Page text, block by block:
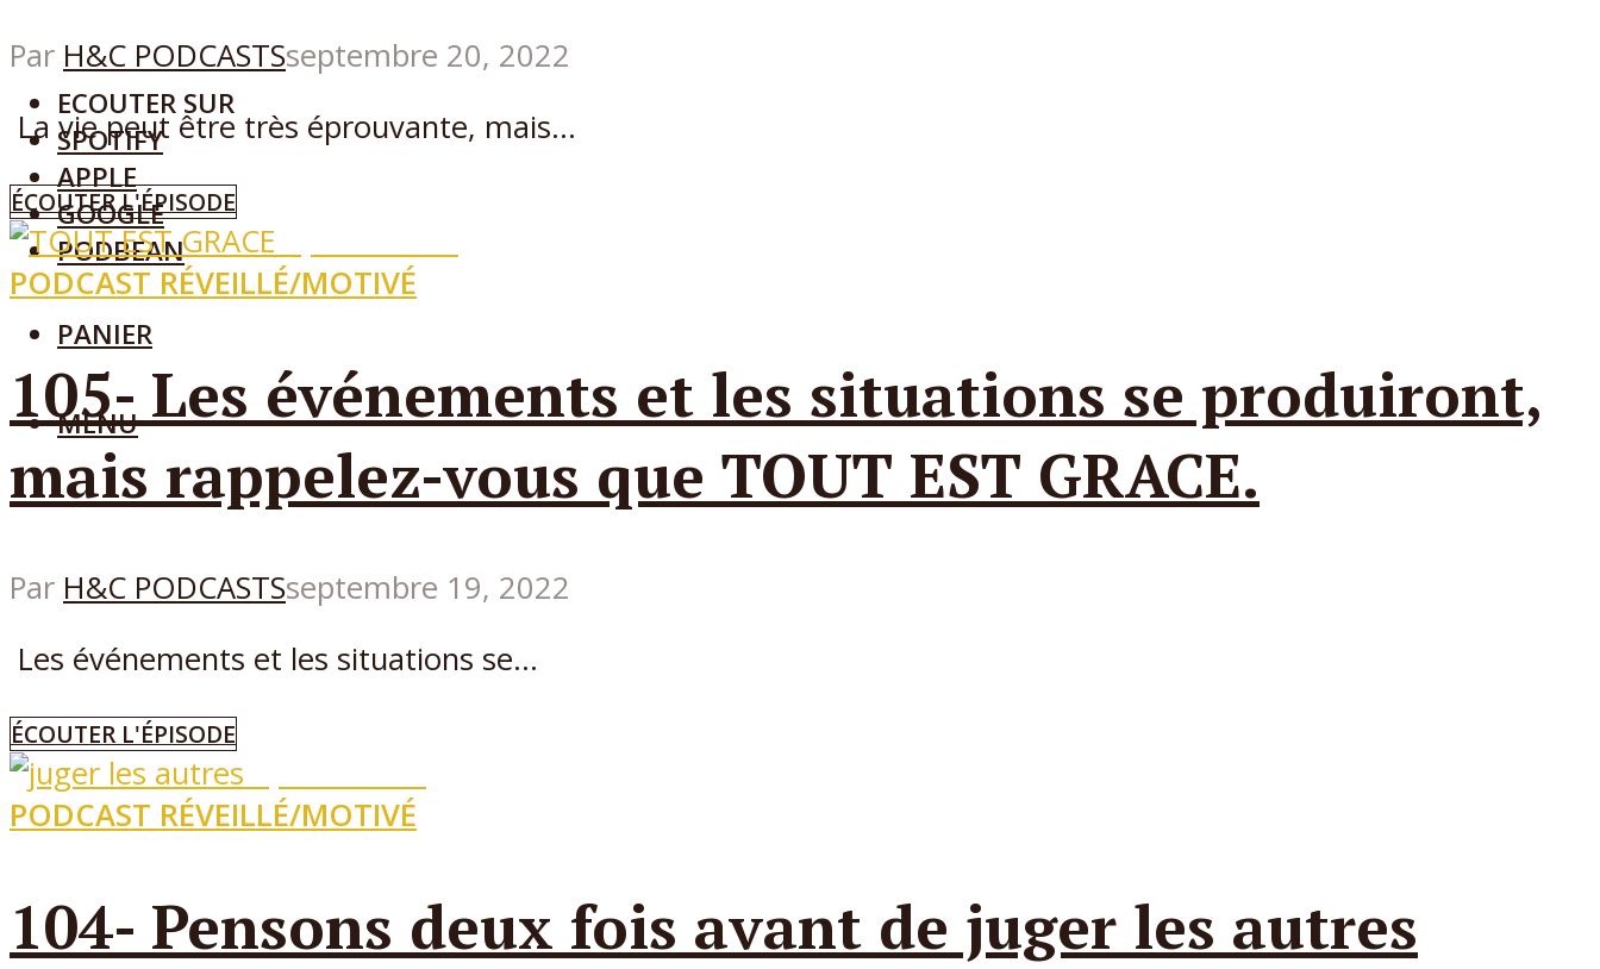
ECOUTER SUR
SPOTIFY
APPLE
GOOGLE
PODBEAN
PANIER
MENU
Par H&C PODCASTSseptembre 20, 2022
La vie peut être très éprouvante, mais...
ÉCOUTER L'ÉPISODE
PODCAST RÉVEILLÉ/MOTIVÉ
105- Les événements et les situations se produiront,
mais rappelez-vous que TOUT EST GRACE.
Par H&C PODCASTSseptembre 19, 2022
Les événements et les situations se...
ÉCOUTER L'ÉPISODE
PODCAST RÉVEILLÉ/MOTIVÉ
104- Pensons deux fois avant de juger les autres